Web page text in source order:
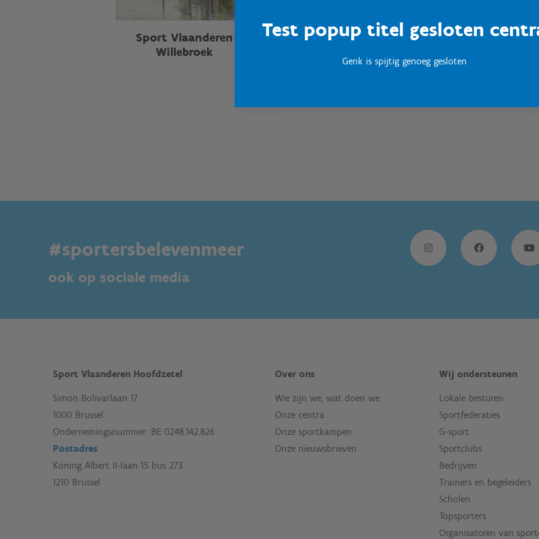
Test popup titel gesloten
Genk is spijtig genoeg gesloten
Sport Vlaanderen
Willebroek
Sport Vlaanderen
#sportersbelevenmeer
ook op sociale media
Sport Vlaanderen Hoofdzetel
Simon Bolivarlaan 17
1000 Brussel
Ondernemingsnummer: BE 0248.142.826
Postadres
Koning Albert II-laan 15 bus 273
1210 Brussel
Over ons
Wie zijn we, wat doen we
Onze centra
Onze sportkampen
Onze nieuwsbrieven
Wij ondersteunen
Lokale besturen
Sportfederaties
G-sport
Sportclubs
Bedrijven
Trainers en begeleiders
Scholen
Topsporters
Organisatoren van